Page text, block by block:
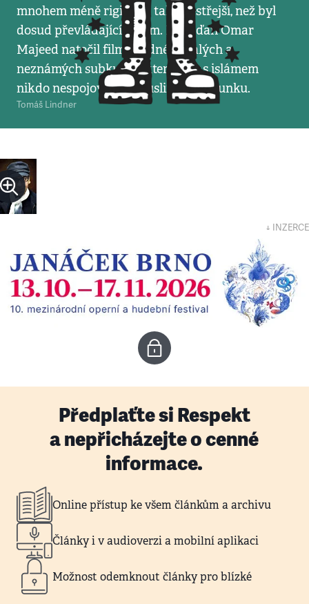
mnohem méně rigidní a také pestřejší, než byl
dosud převládající dojem. Kanaďan Omar
Majeed natočil film o jedné z malých a
neznámých subkultur, kterou by s islámem
nikdo nespojoval – o muslimském punku.
Tomáš Lindner
↓ INZERCE
Předplaťte si Respekt
a nepřicházejte o cenné
informace.
Online přístup ke všem článkům a archivu
Články i v audioverzi a mobilní aplikaci
Možnost odemknout články pro blízké